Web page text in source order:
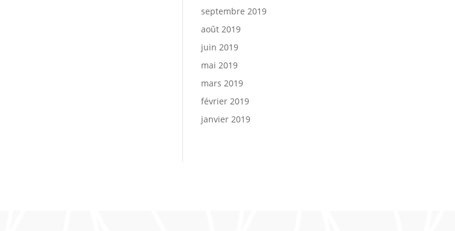
septembre 2019
août 2019
juin 2019
mai 2019
mars 2019
février 2019
janvier 2019